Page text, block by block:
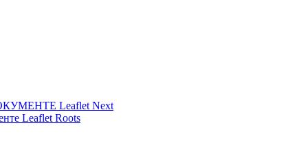
Leaflet Next
Leaflet Roots